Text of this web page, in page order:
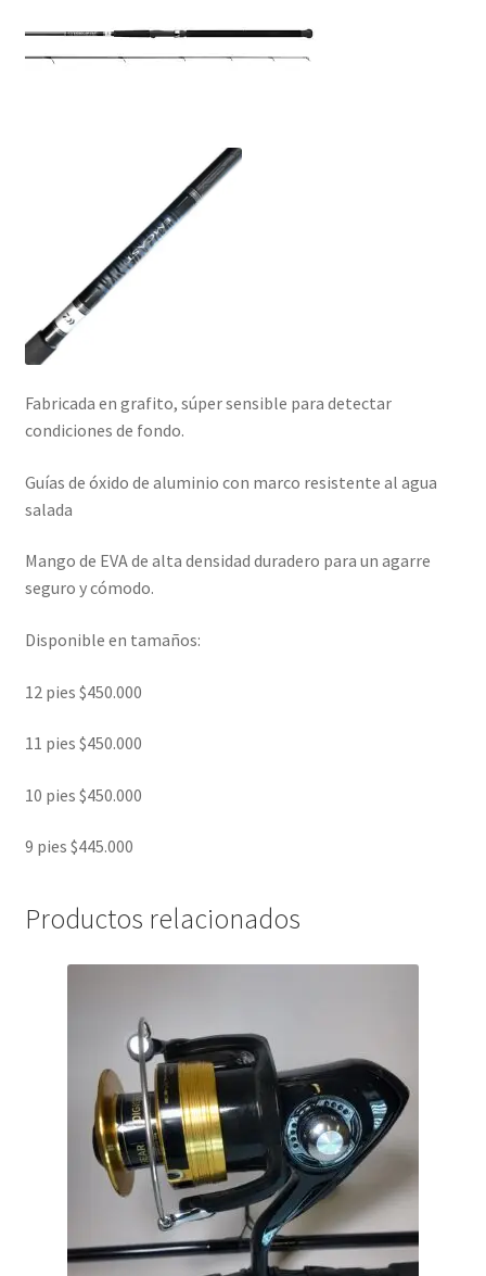
Fabricada en grafito, súper sensible para detectar
condiciones de fondo.
Guías de óxido de aluminio con marco resistente al agua
salada
Mango de EVA de alta densidad duradero para un agarre
seguro y cómodo.
Disponible en tamaños:
12 pies $450.000
11 pies $450.000
10 pies $450.000
9 pies $445.000
Productos relacionados